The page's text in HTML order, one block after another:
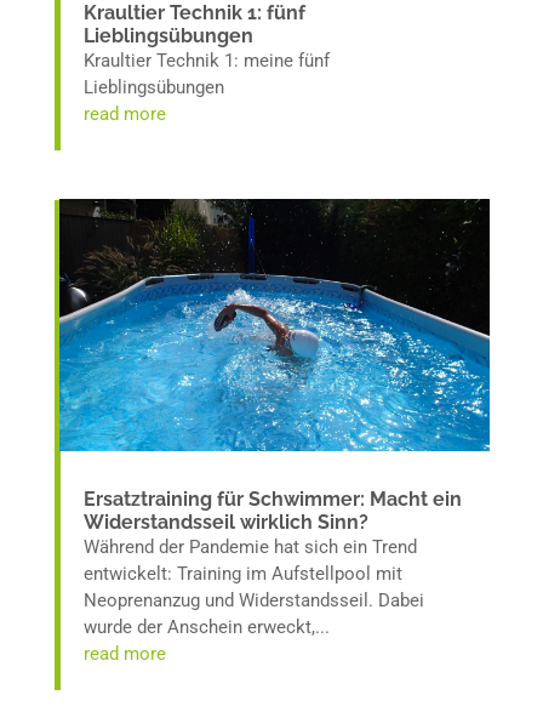
Kraultier Technik 1: fünf
Lieblingsübungen
Kraultier Technik 1: meine fünf
Lieblingsübungen
read more
Ersatztraining für Schwimmer: Macht ein
Widerstandsseil wirklich Sinn?
Während der Pandemie hat sich ein Trend
entwickelt: Training im Aufstellpool mit
Neoprenanzug und Widerstandsseil. Dabei
wurde der Anschein erweckt,...
read more